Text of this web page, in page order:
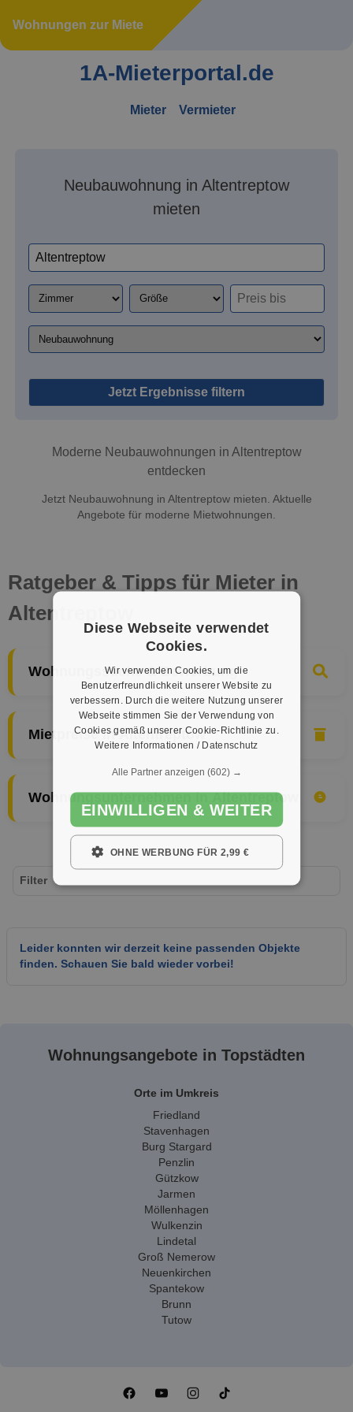
Wohnungen zur Miete
1A-Mieterportal.de
Mieter Vermieter
Neubauwohnung in Altentreptow
mieten
Jetzt Ergebnisse filtern
Moderne Neubauwohnungen in Altentreptow
entdecken
Jetzt Neubauwohnung in Altentreptow mieten. Aktuelle
Angebote für moderne Mietwohnungen.
Ratgeber & Tipps für Mieter in
Altentreptow
Wohnungssuche & Bewerbung
Mietpreise in Altentreptow
Wohnungsunternehmen in Altentreptow
Leider konnten wir derzeit keine passenden Objekte
finden. Schauen Sie bald wieder vorbei!
Filter
Wohnungsangebote in Topstädten
Orte im Umkreis
Friedland
Stavenhagen
Burg Stargard
Penzlin
Gützkow
Jarmen
Möllenhagen
Wulkenzin
Lindetal
Groß Nemerow
Neuenkirchen
Spantekow
Brunn
Tutow
Diese Webseite verwendet
Cookies.
Wir verwenden Cookies, um die
Benutzerfreundlichkeit unserer Website zu
verbessern. Durch die weitere Nutzung unserer
Webseite stimmen Sie der Verwendung von
Cookies gemäß unserer Cookie-Richtlinie zu.
Weitere Informationen / Datenschutz
Alle Partner anzeigen (602) →
EINWILLIGEN & WEITER
OHNE WERBUNG FÜR 2,99 €